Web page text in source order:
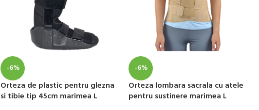
-6%
Orteza de plastic pentru glezna
si tibie tip 45cm marimea L
-6%
Orteza lombara sacrala cu atele
pentru sustinere marimea L